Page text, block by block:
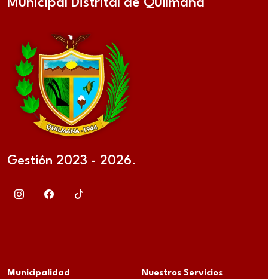
Municipal Distrital de Quilmaná
Gestión 2023 - 2026.
Municipalidad Nuestros Servicios